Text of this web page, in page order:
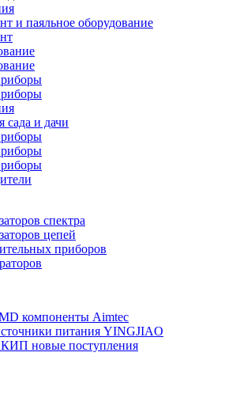
спектра
цепей
приборов
компоненты Aimtec
питания YINGJIAO
новые поступления